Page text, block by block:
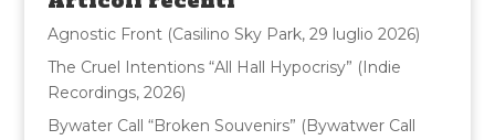
o
k
Agnostic Front (Casilino Sky Park, 29 luglio 2026)
The Cruel Intentions “All Hall Hypocrisy” (Indie
Recordings, 2026)
Bywater Call “Broken Souvenirs” (Bywatwer Call